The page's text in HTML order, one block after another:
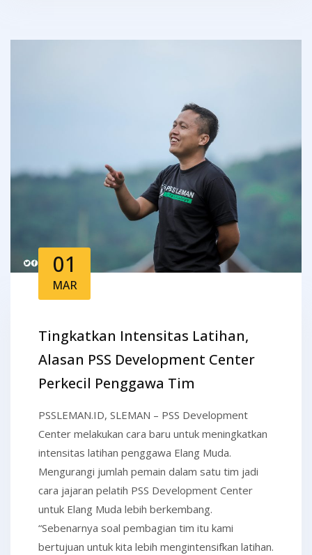
01
MAR
Tingkatkan Intensitas Latihan,
Alasan PSS Development Center
Perkecil Penggawa Tim
PSSLEMAN.ID, SLEMAN – PSS Development
Center melakukan cara baru untuk meningkatkan
intensitas latihan penggawa Elang Muda.
Mengurangi jumlah pemain dalam satu tim jadi
cara jajaran pelatih PSS Development Center
untuk Elang Muda lebih berkembang.
“Sebenarnya soal pembagian tim itu kami
bertujuan untuk kita lebih mengintensifkan latihan.